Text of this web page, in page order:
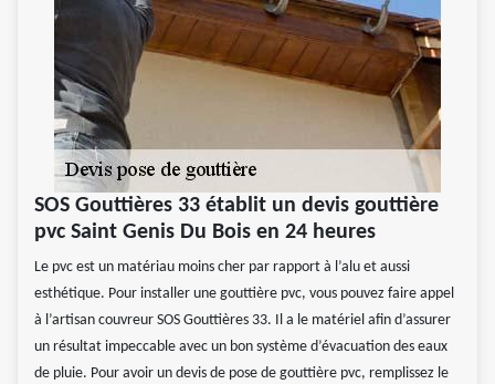
SOS Gouttières 33 établit un devis gouttière
pvc Saint Genis Du Bois en 24 heures
Le pvc est un matériau moins cher par rapport à l’alu et aussi
esthétique. Pour installer une gouttière pvc, vous pouvez faire appel
à l’artisan couvreur SOS Gouttières 33. Il a le matériel afin d’assurer
un résultat impeccable avec un bon système d’évacuation des eaux
de pluie. Pour avoir un devis de pose de gouttière pvc, remplissez le